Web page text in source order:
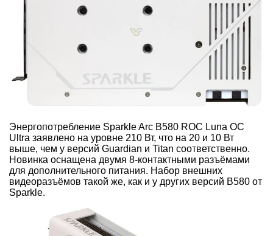
Энергопотребление Sparkle Arc B580 ROC Luna OC
Ultra заявлено на уровне 210 Вт, что на 20 и 10 Вт
выше, чем у версий Guardian и Titan соответственно.
Новинка оснащена двумя 8-контактными разъёмами
для дополнительного питания. Набор внешних
видеоразъёмов такой же, как и у других версий B580 от
Sparkle.